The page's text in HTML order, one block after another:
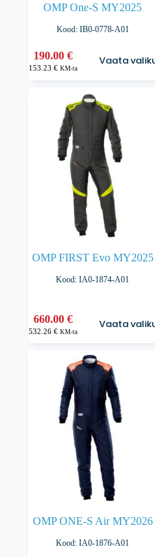
OMP One-S MY2025
Kood: IB0-0778-A01
190.00€
153.23€ KM-ta
Vaata
Sellel
tootel
tootelehel.
OMP FIRST Evo MY2025
Kood: IA0-1874-A01
660.00€
532.26€ KM-ta
Vaata
Sellel
tootel
tootelehel.
OMP ONE-S Air MY2026
Kood: IA0-1876-A01